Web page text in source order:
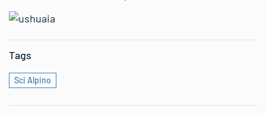
Tags
Sci Alpino